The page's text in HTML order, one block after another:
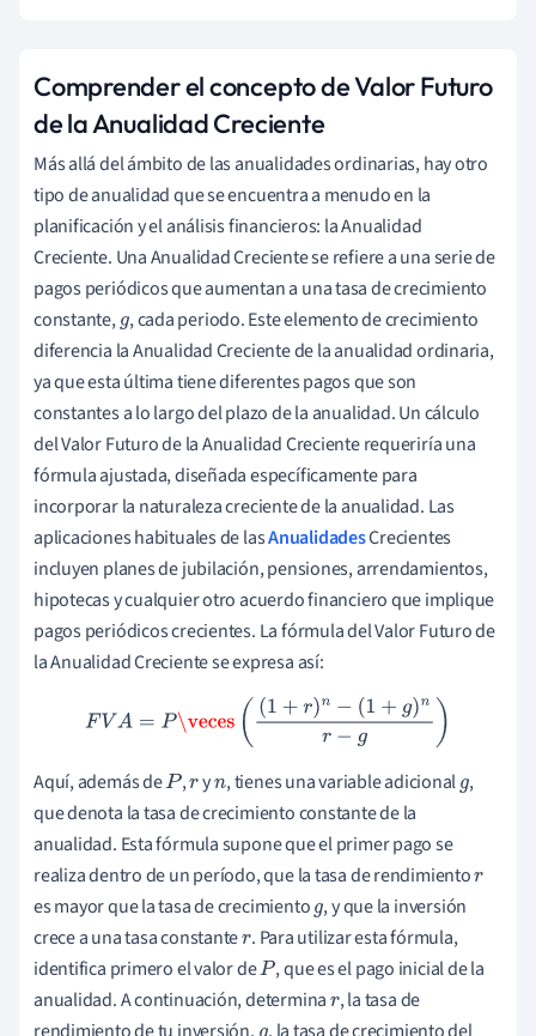
Comprender el concepto de Valor Futuro
de la Anualidad Creciente
Más allá del ámbito de las anualidades ordinarias, hay otro
tipo de anualidad que se encuentra a menudo en la
planificación y el análisis financieros: la Anualidad
Creciente. Una Anualidad Creciente se refiere a una serie de
pagos periódicos que aumentan a una tasa de crecimiento
constante,g, cada periodo. Este elemento de crecimiento
diferencia la Anualidad Creciente de la anualidad ordinaria,
ya que esta última tiene diferentes pagos que son
constantes a lo largo del plazo de la anualidad. Un cálculo
del Valor Futuro de la Anualidad Creciente requeriría una
fórmula ajustada, diseñada específicamente para
incorporar la naturaleza creciente de la anualidad. Las
aplicaciones habituales de lasAnualidadesCrecientes
incluyen planes de jubilación, pensiones, arrendamientos,
hipotecas y cualquier otro acuerdo financiero que implique
pagos periódicos crecientes. La fórmula del Valor Futuro de
la Anualidad Creciente se expresa así:
F VA= P\veces( 1+r)n−(1+ g)n r−g)
Aquí, además deP ,r yn, tienes una variable adicionalg,
que denota la tasa de crecimiento constante de la
anualidad. Esta fórmula supone que el primer pago se
realiza dentro de un período, que la tasa de rendimientor
es mayor que la tasa de crecimientog, y que la inversión
crece a una tasa constanter. Para utilizar esta fórmula,
identifica primero el valor deP , que es el pago inicial de la
anualidad. A continuación, determinar, la tasa de